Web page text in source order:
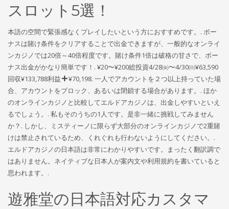
スロット5選！
本語の空間で緊張感なくプレイしたいという方におすすめです。. ボー
ナスは賭け条件をクリアすることで出金できますが、一般的なオンライ
ンカジノでは20倍～40倍程度です。賭け条件1倍は破格の甘さで、ボー
ナス出金がかなり簡単です！. ¥20〜¥200総投資4/28㈮〜4/30㈰¥63,590
回収¥133,788利益
¥70,198. 一人でアカウントを２つ以上持っていた場
合、アカウントをブロック、あるいは閉鎖する場合があります。. ほか
のオンラインカジノと比較してエルドアカジノは、出金しやすいといえ
るでしょう。. 私もそのうちの1人です。是非一緒に挑戦してみません
か？. しかし、ミスティーノに限らず大部分のオンラインカジノで2重賭
けは禁止されているため、くれぐれも行わないようにしてください。.
エルドアカジノの日本語は非常にわかりやすいです。まったく翻訳調で
はありません。ネイティブな日本人が案内文や利用規約を書いていると
思われます。.
遊雅堂の日本語対応カスタマ